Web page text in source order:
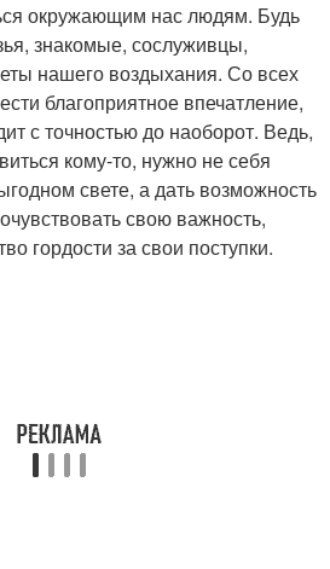
окружающим нас людям. Будь
знакомые, сослуживцы,
нашего воздыхания. Со всех
благоприятное впечатление,
с точностью до наоборот. Ведь,
кому-то, нужно не себя
свете, а дать возможность
свою важность,
гордости за свои поступки.